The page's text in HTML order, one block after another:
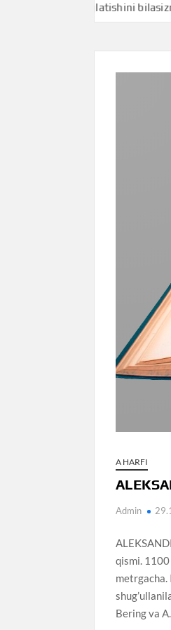
anglatishini bilasizmi
A HARFI
Admin
qismi.
metrgacha.
Bering va